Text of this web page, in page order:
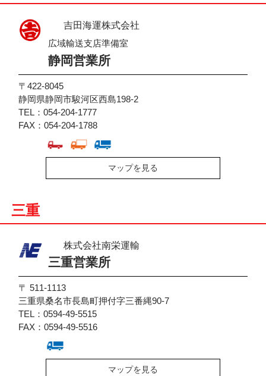
吉田海運株式会社
広域輸送支店準備室
静岡営業所
〒422-8045
静岡県静岡市駿河区西島198-2
TEL：054-204-1777
FAX：054-204-1788
マップを見る
三重
株式会社南栄運輸
三重営業所
〒 511-1113
三重県桑名市長島町押付字三番縄90-7
TEL：0594-49-5515
FAX：0594-49-5516
マップを見る